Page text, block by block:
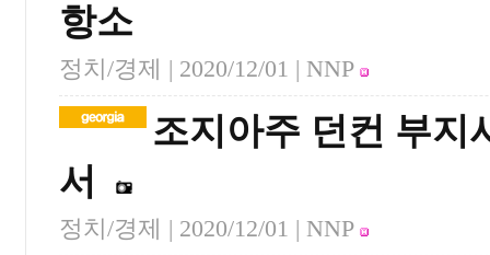
항소
정치/경제 | 2020/12/01 | NNP
조지아주 던컨 부지
서
정치/경제 | 2020/12/01 | NNP